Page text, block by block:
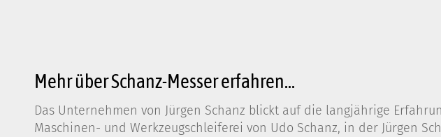
Mehr über Schanz-Messer erfahren...
Das Unternehmen von Jürgen Schanz blickt auf die langjährige
Maschinen- und Werkzeugschleiferei von Udo Schanz, in der Jürgen